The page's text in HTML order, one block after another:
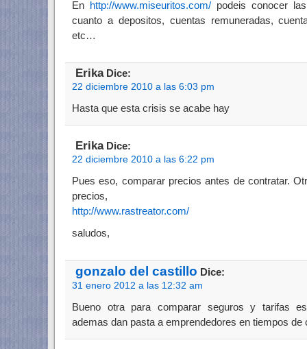
En http://www.miseuritos.com/podeis conocer
cuanto a depositos, cuentas remuneradas,
etc…
ErikaDice:
22 diciembre 2010 a las 6:03 pm
Hasta que esta crisis se acabe hay
ErikaDice:
22 diciembre 2010 a las 6:22 pm
Pues eso, comparar precios antes de contratar.
precios,
http://www.rastreator.com/
saludos,
gonzalo del castillo Dice:
31 enero 2012 a las 12:32 am
Bueno otra para comparar seguros y tarifas
ademas dan pasta a emprendedores en tiempos de